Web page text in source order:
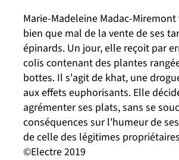
Marie-Madeleine Madac-
bien que mal de la vente de ses
épinards. Un jour, elle reçoit par
colis contenant des plantes
bottes. Il s'agit de khat, une
aux effets euphorisants. Elle
agrémenter ses plats, sans se
conséquences sur l'humeur de
de celle des légitimes
©Electre 2019